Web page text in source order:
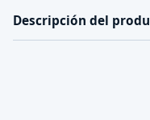
Descripción del